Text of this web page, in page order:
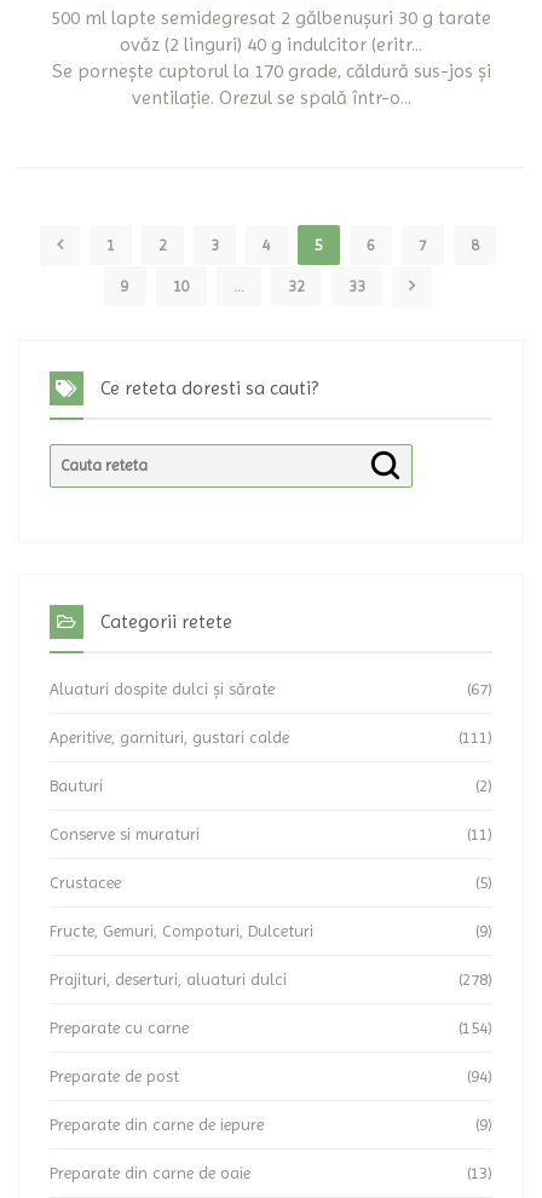
500 ml lapte semidegresat 2 gălbenușuri 30 g tarate
ovăz (2 linguri) 40 g indulcitor (eritr...
Se pornește cuptorul la 170 grade, căldură sus-jos și
ventilație. Orezul se spală într-o...
1 2 3 4 5 6 7 8
9 10 ... 32 33
Ce reteta doresti sa cauti?
Categorii retete
Aluaturi dospite dulci și sărate (67)
Aperitive, garnituri, gustari calde (111)
Bauturi (2)
Conserve si muraturi (11)
Crustacee (5)
Fructe, Gemuri, Compoturi, Dulceturi (9)
Prajituri, deserturi, aluaturi dulci (278)
Preparate cu carne (154)
Preparate de post (94)
Preparate din carne de iepure (9)
Preparate din carne de oaie (13)